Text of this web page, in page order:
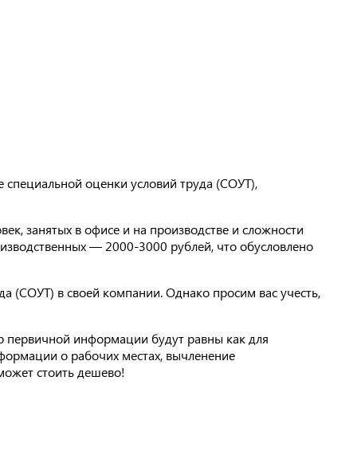
оценки условий труда (СОУТ),
занятых в офисе и на производстве и сложности
— 2000-3000 рублей, что обусловлено
(СОУТ) в своей компании. Однако просим вас учесть,
информации будут равны как для
о рабочих местах, вычленение
стоить дешево!